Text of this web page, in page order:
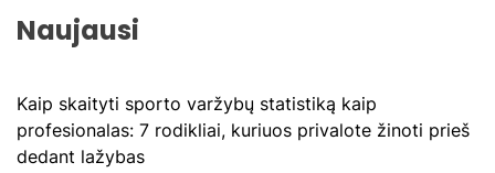
Naujausi
Kaip skaityti sporto varžybų statistiką kaip
profesionalas: 7 rodikliai, kuriuos privalote žinoti prieš
dedant lažybas